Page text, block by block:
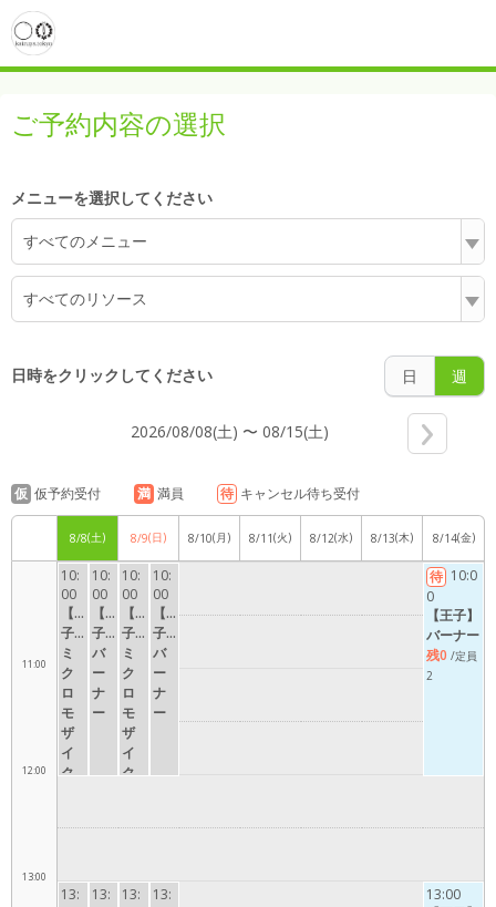
ご予約内容の選択
メニューを選択してください
すべてのメニュー
すべてのリソース
日時をクリックしてください 日 週
2026/08/08(土) 〜 08/15(土)
仮 仮予約受付 満 満員 待 キャンセル待ち受付
8/8(土) 8/9(日) 8/10(月) 8/11(火) 8/12(水) 8/13(木) 8/14(金)
5:00
6:00
7:00
10:00
11:00
12:00
13:00
10:
00
【王
子】
ミ
ク
ロ
モ
ザ
イ
ク
13:
10:
00
【王
子】
バ
ー
ナ
ー
13:
10:
00
【王
子】
ミ
ク
ロ
モ
ザ
イ
ク
13:
10:
00
【王
子】
バ
ー
ナ
ー
13:
待 10:0
0
【王子】
バーナー
残0 /定員
2
13:00